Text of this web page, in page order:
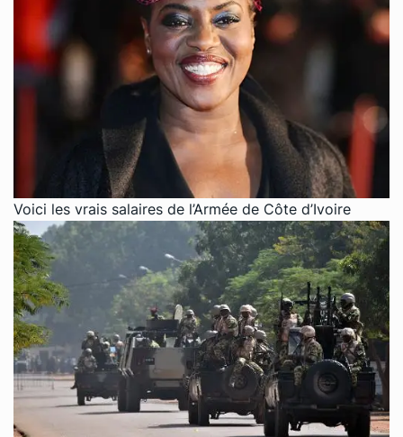
Voici les vrais salaires de l’Armée de Côte d’Ivoire